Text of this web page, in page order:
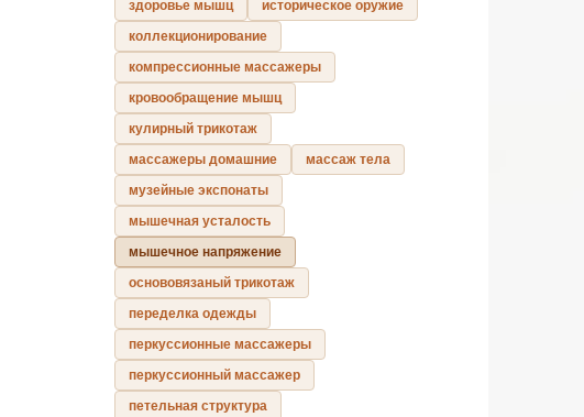
здоровье мышц
историческое оружие
коллекционирование
компрессионные массажеры
кровообращение мышц
кулирный трикотаж
массажеры домашние
массаж тела
музейные экспонаты
мышечная усталость
мышечное напряжение
основовязаный трикотаж
переделка одежды
перкуссионные массажеры
перкуссионный массажер
петельная структура